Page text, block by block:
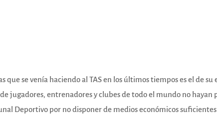
que se venía haciendo al TAS en los últimos tiempos es el de su
jugadores, entrenadores y clubes de todo el mundo no hayan
Deportivo por no disponer de medios económicos